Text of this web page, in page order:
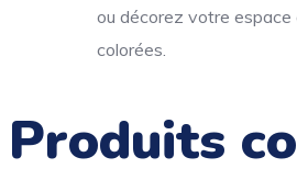
ou décorez votre
colorées.
Produits